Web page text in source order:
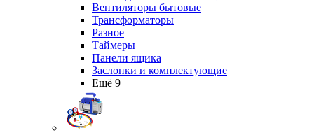
Вентиляторы бытовые
Трансформаторы
Разное
Таймеры
Панели ящика
Заслонки и комплектующие
Ещё 9